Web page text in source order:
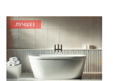
ЛУЧШЕЕ